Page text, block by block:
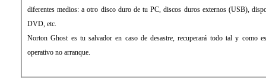
diferentes medios: a otro disco duro de tu PC, discos duros externos (USB),
DVD, etc.
Norton Ghost es tu salvador en caso de desastre, recuperará todo tal y como
operativo no arranque.